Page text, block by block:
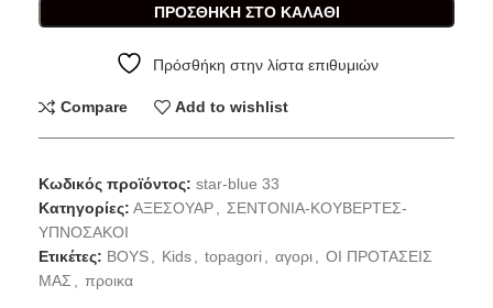
ΠΡΟΣΘΉΚΗ ΣΤΟ ΚΑΛΆΘΙ
Πρόσθήκη στην λίστα επιθυμιών
Compare Add to wishlist
Κωδικός προϊόντος: star-blue 33
Κατηγορίες: ΑΞΕΣΟΥΑΡ
ΣΕΝΤΟΝΙΑ-ΚΟΥΒΕΡΤΕΣ-
ΥΠΝΟΣΑΚΟΙ
Ετικέτες: BOYS Kids topagori αγορι
ΟΙ ΠΡΟΤΑΣΕΙΣ
ΜΑΣ
προικα